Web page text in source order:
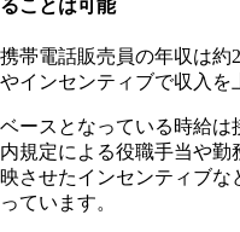
ることは可能
携帯電話販売員の年収は約
やインセンティブで収入を
ベースとなっている時給は
内規定による役職手当や勤
映させたインセンティブ
っています。